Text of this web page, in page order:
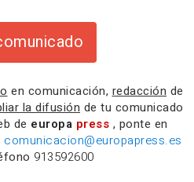
en comunicación, redacción de
la difusión de tu comunicado
de europa press , ponte en
comunicacion@europapress.es
913592600